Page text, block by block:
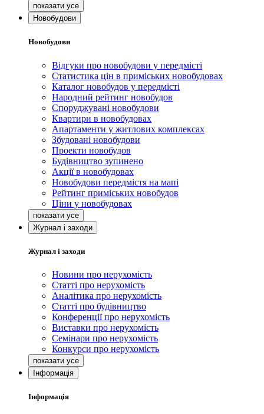
Новобудови
Новобудови
Відгуки про новобудови у передмісті
Статистика цін в приміських новобудовах
Каталог новобудов у передмісті
Народний рейтинг новобудов
Споруджувані новобудови
Квартири в новобудовах
Апартаменти у житлових комплексах
Збудовані новобудови
Проекти новобудов
Будівництво зупинено
Акції в новобудовах
Новобудови передмістя на мапі
Рейтинг приміських новобудов
Ціни у новобудовах
Журнал і заходи
Журнал і заходи
Новини про нерухомість
Статті про нерухомість
Аналітика про нерухомість
Статті про будівництво
Конференції про нерухомість
Виставки про нерухомість
Семінари про нерухомість
Конкурси про нерухомість
Інформація
Інформація